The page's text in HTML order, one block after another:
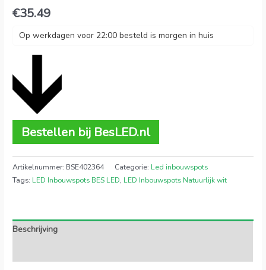
€35.49
Op werkdagen voor 22:00 besteld is morgen in huis
Bestellen bij BesLED.nl
Artikelnummer: BSE402364 Categorie: Led inbouwspots
Tags: LED Inbouwspots BES LED, LED Inbouwspots Natuurlijk wit
Beschrijving